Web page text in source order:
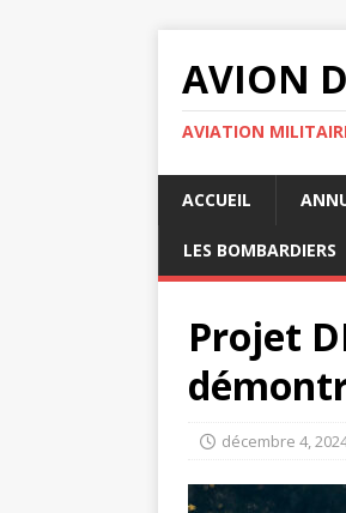
AVION
AVIATION
ACCUEIL
LES BOMBARDIERS
Projet
décembre 4,